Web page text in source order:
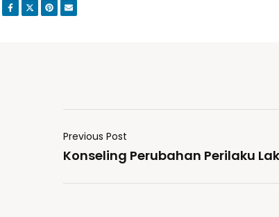
Previous Post
Konseling Perubahan Perilaku